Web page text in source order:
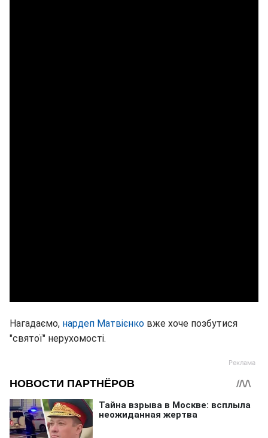
Нагадаємо, нардеп Матвієнко вже хоче позбутися
"святої" нерухомості.